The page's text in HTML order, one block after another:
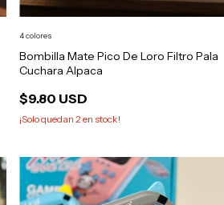
Bombilla Mate Pico De Loro Filtro Pala
Cuchara Alpaca
$9.80 USD
¡Solo quedan 2en stock!
4 colores